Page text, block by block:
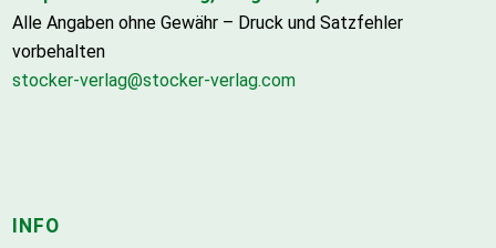
Alle Angaben ohne Gewähr – Druck und Satzfehler
vorbehalten
stocker-verlag@stocker-verlag.com
INFO